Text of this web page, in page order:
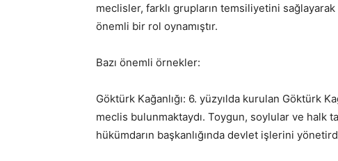
meclisler, farklı grupların temsiliyetini
önemli bir rol oynamıştır.
Bazı önemli örnekler:
Göktürk Kağanlığı: 6. yüzyılda kurulan Göktürk
meclis bulunmaktaydı. Toygun, soylular ve halk
hükümdarın başkanlığında devlet işlerini